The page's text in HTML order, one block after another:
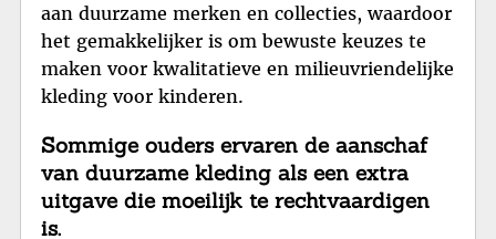
aan duurzame merken en collecties, waardoor
het gemakkelijker is om bewuste keuzes te
maken voor kwalitatieve en milieuvriendelijke
kleding voor kinderen.
Sommige ouders ervaren de aanschaf
van duurzame kleding als een extra
uitgave die moeilijk te rechtvaardigen
is.